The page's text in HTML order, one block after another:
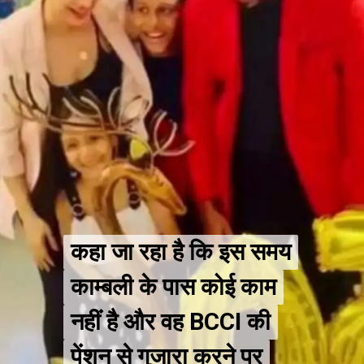
कहा जा रहा है कि इस समय
काम्बली के पास कोई काम
नहीं है और वह BCCI की
पेंशन से गुजारा करने पर
कहा जा रहा है कि इस समय
काम्बली के पास कोई काम
नहीं है और वह BCCI की
पेंशन से गुजारा करने पर